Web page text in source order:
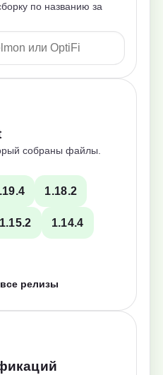
по названию за
собраны файлы.
1.18.2
1.15.2 1.14.4
релизы